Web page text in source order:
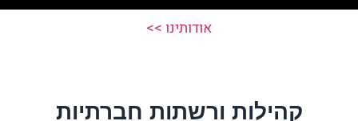
אודותינו >>
קהילות ורשתות חברתיות